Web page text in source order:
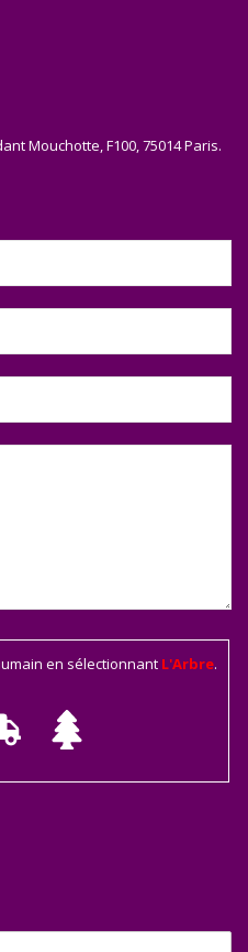
Mouchotte, F100, 75014 Paris.
en sélectionnant L'Arbre.